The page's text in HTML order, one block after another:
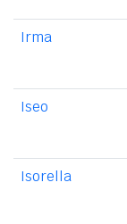
Irma
Iseo
Isorella